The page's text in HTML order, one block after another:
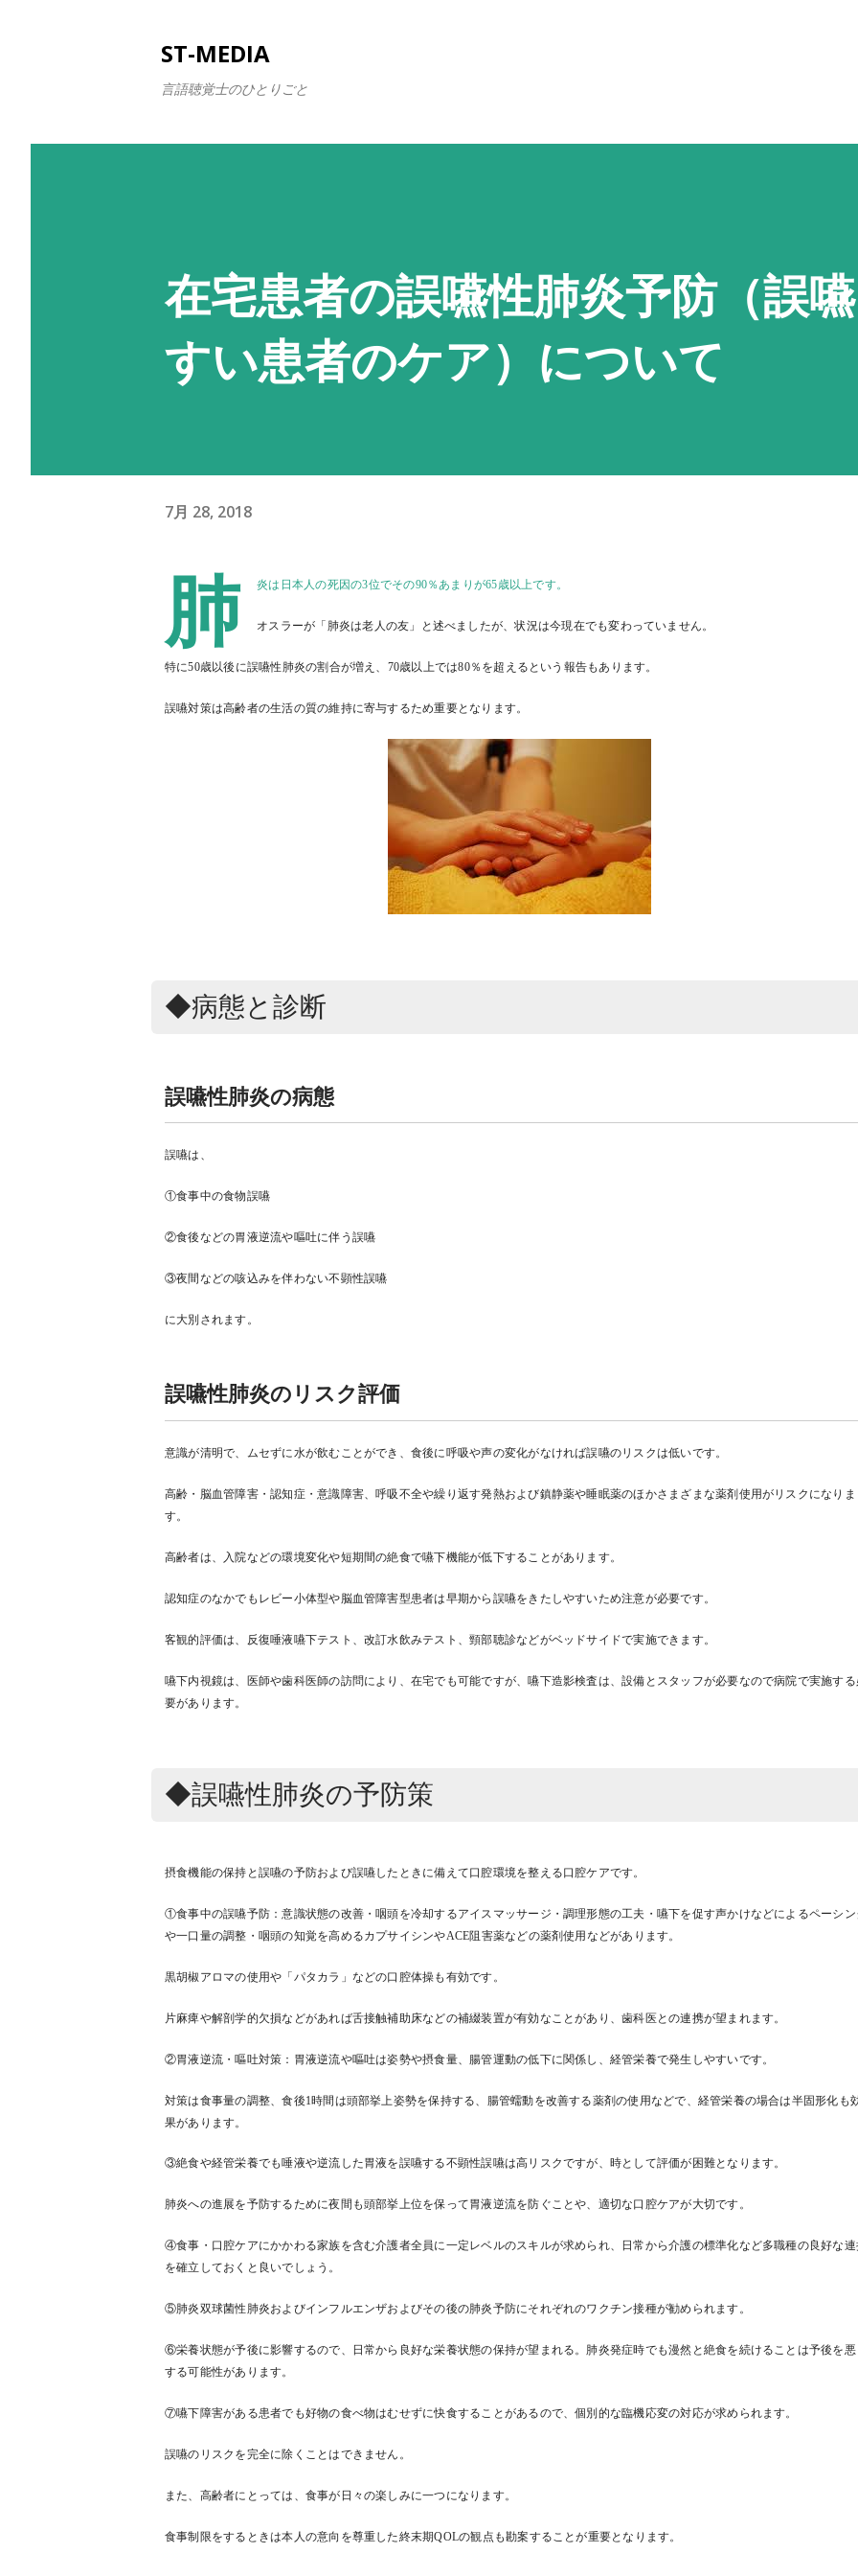
ST-MEDIA
言語聴覚士のひとりごと
在宅患者の誤嚥性肺炎予防（誤
すい患者のケア）について
7月 28, 2018
肺 炎は日本人の死因の3位でその90％あまりが65歳以上です。
オスラーが「肺炎は老人の友」と述べましたが、状況は今現在でも変わっていません。
特に50歳以後に誤嚥性肺炎の割合が増え、70歳以上では80％を超えるという報告もあります。
誤嚥対策は高齢者の生活の質の維持に寄与するため重要となります。
◆病態と診断
誤嚥性肺炎の病態
誤嚥は、
①食事中の食物誤嚥
②食後などの胃液逆流や嘔吐に伴う誤嚥
③夜間などの咳込みを伴わない不顕性誤嚥
に大別されます。
誤嚥性肺炎のリスク評価
意識が清明で、ムセずに水が飲むことができ、食後に呼吸や声の変化がなければ誤嚥のリスクは低いです。
高齢・脳血管障害・認知症・意識障害、呼吸不全や繰り返す発熱および鎮静薬や睡眠薬のほかさまざまな薬剤使用がリスクになりま
す。
高齢者は、入院などの環境変化や短期間の絶食で嚥下機能が低下することがあります。
認知症のなかでもレビー小体型や脳血管障害型患者は早期から誤嚥をきたしやすいため注意が必要です。
客観的評価は、反復唾液嚥下テスト、改訂水飲みテスト、頸部聴診などがベッドサイドで実施できます。
嚥下内視鏡は、医師や歯科医師の訪問により、在宅でも可能ですが、嚥下造影検査は、設備とスタッフが必要なので病院で実施する
要があります。
◆誤嚥性肺炎の予防策
摂食機能の保持と誤嚥の予防および誤嚥したときに備えて口腔環境を整える口腔ケアです。
①食事中の誤嚥予防：意識状態の改善・咽頭を冷却するアイスマッサージ・調理形態の工夫・嚥下を促す声かけなどによるペーシン
や一口量の調整・咽頭の知覚を高めるカプサイシンやACE阻害薬などの薬剤使用などがあります。
黒胡椒アロマの使用や「パタカラ」などの口腔体操も有効です。
片麻痺や解剖学的欠損などがあれば舌接触補助床などの補綴装置が有効なことがあり、歯科医との連携が望まれます。
②胃液逆流・嘔吐対策：胃液逆流や嘔吐は姿勢や摂食量、腸管運動の低下に関係し、経管栄養で発生しやすいです。
対策は食事量の調整、食後1時間は頭部挙上姿勢を保持する、腸管蠕動を改善する薬剤の使用などで、経管栄養の場合は半固形化も
果があります。
③絶食や経管栄養でも唾液や逆流した胃液を誤嚥する不顕性誤嚥は高リスクですが、時として評価が困難となります。
肺炎への進展を予防するために夜間も頭部挙上位を保って胃液逆流を防ぐことや、適切な口腔ケアが大切です。
④食事・口腔ケアにかかわる家族を含む介護者全員に一定レベルのスキルが求められ、日常から介護の標準化など多職種の良好な連
を確立しておくと良いでしょう。
⑤肺炎双球菌性肺炎およびインフルエンザおよびその後の肺炎予防にそれぞれのワクチン接種が勧められます。
⑥栄養状態が予後に影響するので、日常から良好な栄養状態の保持が望まれる。肺炎発症時でも漫然と絶食を続けることは予後を悪
する可能性があります。
⑦嚥下障害がある患者でも好物の食べ物はむせずに快食することがあるので、個別的な臨機応変の対応が求められます。
誤嚥のリスクを完全に除くことはできません。
また、高齢者にとっては、食事が日々の楽しみに一つになります。
食事制限をするときは本人の意向を尊重した終末期QOLの観点も勘案することが重要となります。